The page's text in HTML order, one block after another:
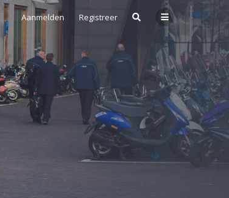
Aanmelden Registreer